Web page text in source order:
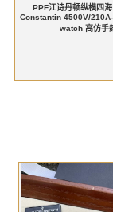
PPF江诗丹顿纵横四
Constantin 4500V/
watch 高仿手